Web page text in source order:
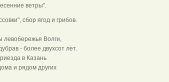
ветры".
сбор ягод и грибов.
левобережья Волги,
- более двухсот лет.
в Казань
и рядом других